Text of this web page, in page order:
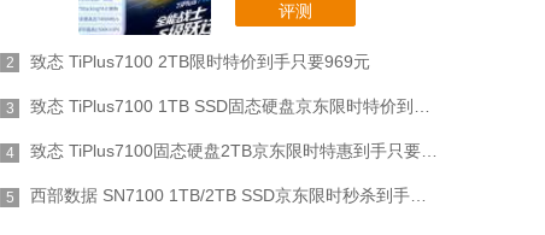
评测
2 致态 TiPlus7100 2TB限时特价到手只要969元
3
4
5 西部数据 SN7100 1TB/2TB SSD京东限时秒杀到手只要1335元